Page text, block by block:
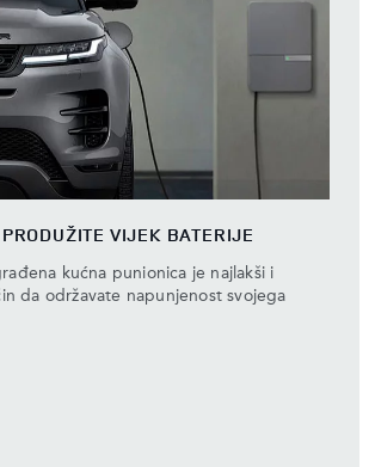
VIJEK BATERIJE
kućna punionica je najlakši i
da održavate napunjenost svojega